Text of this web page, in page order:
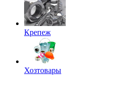
Крепеж
Хозтовары